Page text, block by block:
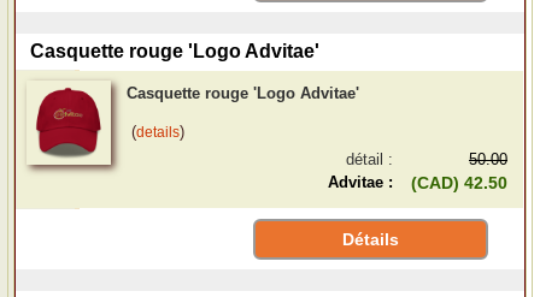
Casquette rouge 'Logo Advitae'
Casquette rouge 'Logo Advitae'
(details)
détail :
50.00
Advitae :
(CAD) 42.50
Détails